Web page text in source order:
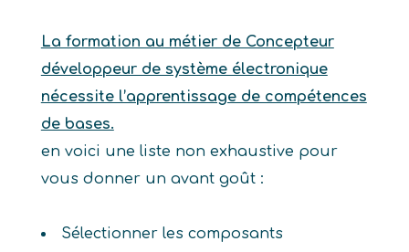
La formation au métier de Concepteur
développeur de système électronique
nécessite l’apprentissage de compétences
de bases.
en voici une liste non exhaustive pour
vous donner un avant goût :
Sélectionner les composants